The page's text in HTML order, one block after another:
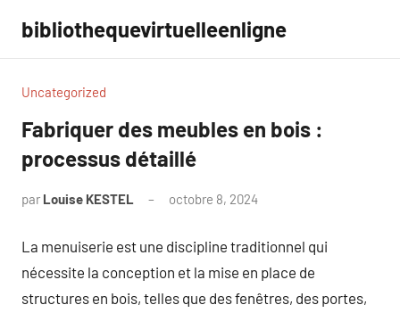
contenu
bibliothequevirtuelleenligne
Uncategorized
Fabriquer des meubles en bois :
processus détaillé
par Louise KESTEL octobre 8, 2024
La menuiserie est une discipline traditionnel qui
nécessite la conception et la mise en place de
structures en bois, telles que des fenêtres, des portes,